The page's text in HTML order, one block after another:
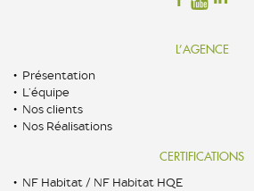
L’AGENCE
Présentation
L’équipe
Nos clients
Nos Réalisations
CERTIFICATIONS
NF Habitat / NF Habitat HQE